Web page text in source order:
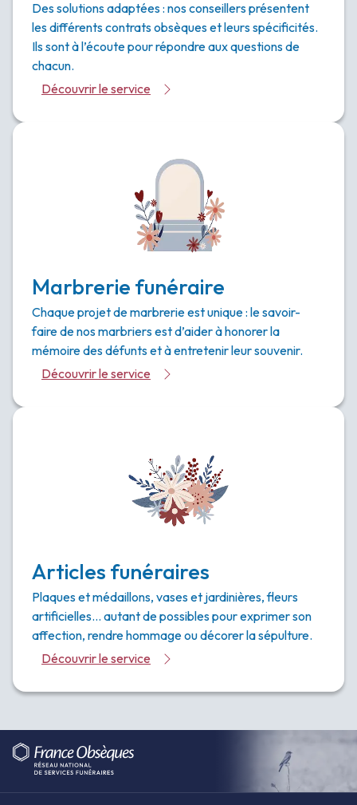
Des solutions adaptées : nos conseillers présentent
les différents contrats obsèques et leurs spécificités.
Ils sont à l’écoute pour répondre aux questions de
chacun.
Découvrir le service
Marbrerie funéraire
Chaque projet de marbrerie est unique : le savoir-
faire de nos marbriers est d’aider à honorer la
mémoire des défunts et à entretenir leur souvenir.
Découvrir le service
Articles funéraires
Plaques et médaillons, vases et jardinières, fleurs
artificielles… autant de possibles pour exprimer son
affection, rendre hommage ou décorer la sépulture.
Découvrir le service